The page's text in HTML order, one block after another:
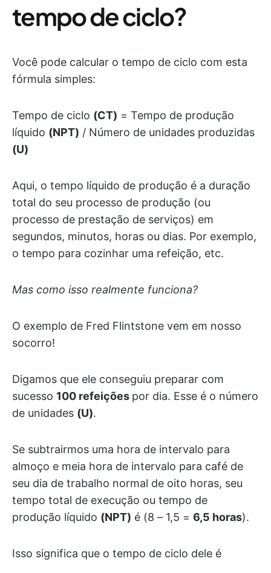
tempo de ciclo?
Você pode calcular o tempo de ciclo com esta
fórmula simples:
Tempo de ciclo (CT) = Tempo de produção
líquido (NPT) / Número de unidades produzidas
(U)
Aqui, o tempo líquido de produção é a duração
total do seu processo de produção (ou
processo de prestação de serviços) em
segundos, minutos, horas ou dias. Por exemplo,
o tempo para cozinhar uma refeição, etc.
Mas como isso realmente funciona?
O exemplo de Fred Flintstone vem em nosso
socorro!
Digamos que ele conseguiu preparar com
sucesso 100 refeições por dia. Esse é o número
de unidades (U).
Se subtrairmos uma hora de intervalo para
almoço e meia hora de intervalo para café de
seu dia de trabalho normal de oito horas, seu
tempo total de execução ou tempo de
produção líquido (NPT) é (8 – 1,5 = 6,5 horas).
Isso significa que o tempo de ciclo dele é